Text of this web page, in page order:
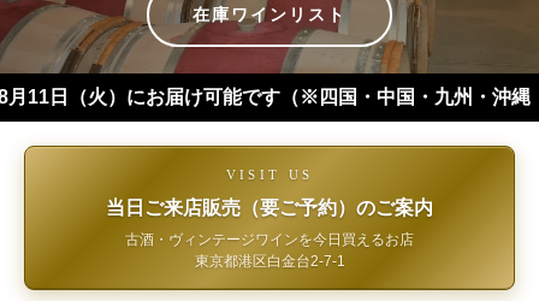
在庫ワインリスト
け可能です（※四国・中国・九州・沖縄・北海道は+１日
VISIT US
当日ご来店販売（要ご予約）のご案内
古酒・ヴィンテージワインを今日買えるお店
東京都港区白金台2-7-1